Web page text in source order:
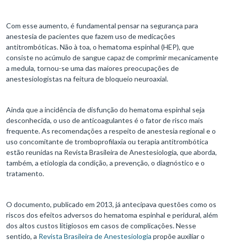
Com esse aumento, é fundamental pensar na segurança para
anestesia de pacientes que fazem uso de medicações
antitrombóticas. Não à toa, o hematoma espinhal (HEP), que
consiste no acúmulo de sangue capaz de comprimir mecanicamente
a medula, tornou-se uma das maiores preocupações de
anestesiologistas na feitura de bloqueio neuroaxial.
Ainda que a incidência de disfunção do hematoma espinhal seja
desconhecida, o uso de anticoagulantes é o fator de risco mais
frequente. As recomendações a respeito de anestesia regional e o
uso concomitante de tromboprofilaxia ou terapia antitrombótica
estão reunidas na Revista Brasileira de Anestesiologia, que aborda,
também, a etiologia da condição, a prevenção, o diagnóstico e o
tratamento.
O documento, publicado em 2013, já antecipava questões como os
riscos dos efeitos adversos do hematoma espinhal e peridural, além
dos altos custos litigiosos em casos de complicações. Nesse
sentido, a Revista Brasileira de Anestesiologia propõe auxiliar o